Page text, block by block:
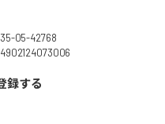
35-05-42768
4902124073006
録する